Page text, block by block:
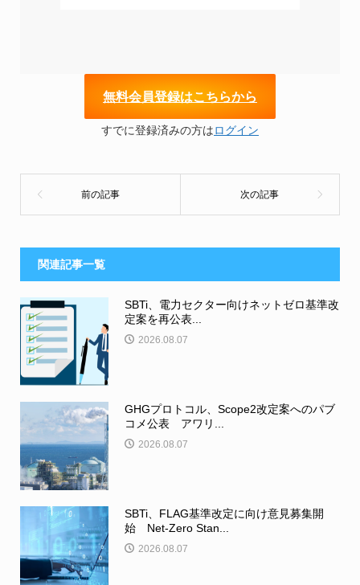
無料会員登録はこちらから
すでに登録済みの方はログイン
関連記事一覧
SBTi、電力セクター向けネットゼロ基準改
定案を再公表...
2026.08.07
GHGプロトコル、Scope2改定案へのパブ
コメ公表 アワリ...
2026.08.07
SBTi、FLAG基準改定に向け意見募集開
始 Net-Zero Stan...
2026.08.07